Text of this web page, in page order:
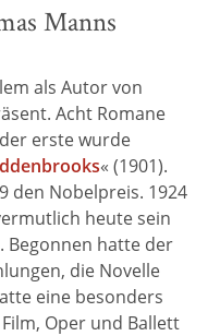
Manns
als Autor von
Acht Romane
erste wurde
« (1901).
den Nobelpreis. 1924
heute sein
Begonnen hatte der
die Novelle
eine besonders
Oper und Ballett